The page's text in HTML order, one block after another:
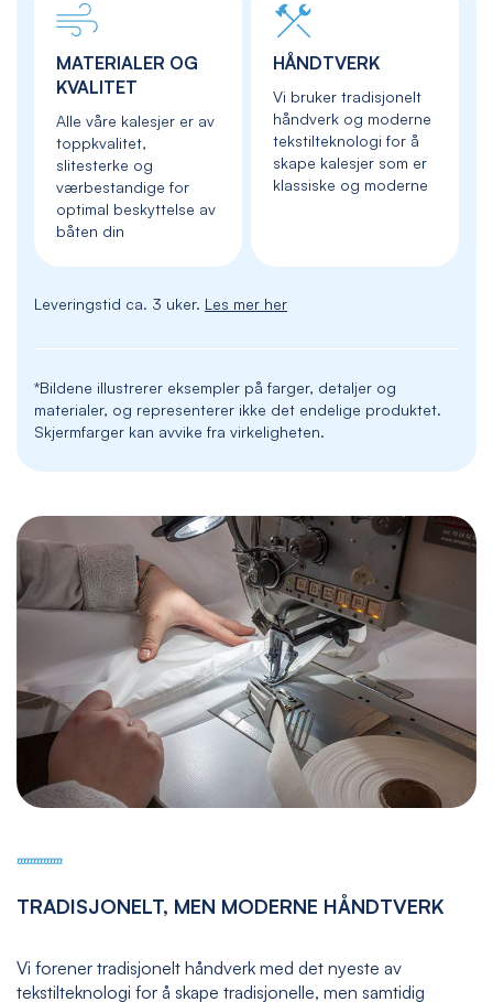
MATERIALER OG
KVALITET
Alle våre kalesjer er av
toppkvalitet,
slitesterke og
værbestandige for
optimal beskyttelse av
båten din
HÅNDTVERK
Vi bruker tradisjonelt
håndverk og moderne
tekstilteknologi for å
skape kalesjer som er
klassiske og moderne
Leveringstid ca. 3 uker. Les mer her
*Bildene illustrerer eksempler på farger, detaljer og
materialer, og representerer ikke det endelige produktet.
Skjermfarger kan avvike fra virkeligheten.
TRADISJONELT, MEN MODERNE HÅNDTVERK
Vi forener tradisjonelt håndverk med det nyeste av
tekstilteknologi for å skape tradisjonelle, men samtidig